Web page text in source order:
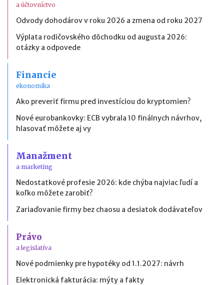
a účtovníctvo
Odvody dohodárov v roku 2026 a zmena od roku 2027
Výplata rodičovského dôchodku od augusta 2026:
otázky a odpovede
Financie
ekonomika
Ako preveriť firmu pred investíciou do kryptomien?
Nové eurobankovky: ECB vybrala 10 finálnych návrhov,
hlasovať môžete aj vy
Manažment
a marketing
Nedostatkové profesie 2026: kde chýba najviac ľudí a
koľko môžete zarobiť?
Zariaďovanie firmy bez chaosu a desiatok dodávateľov
Právo
a legislatíva
Nové podmienky pre hypotéky od 1.1.2027: návrh
Elektronická fakturácia: mýty a fakty